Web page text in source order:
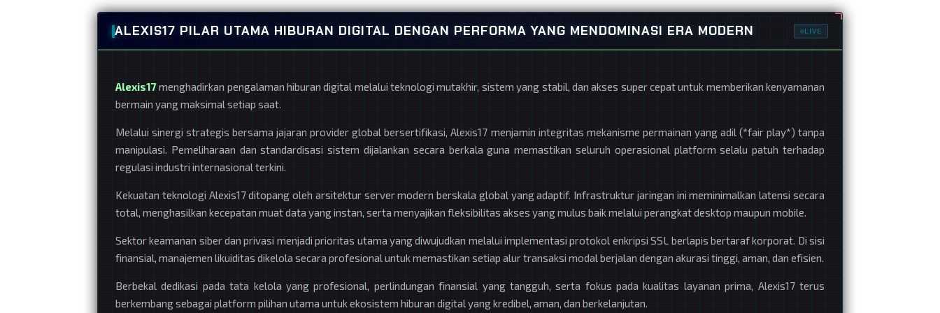
ALEXIS17 PILAR UTAMA HIBURAN DIGITAL DENGAN PERFORMA YANG MENDOMINASI ERA MODERN LIVE
Alexis17 menghadirkan pengalaman hiburan digital melalui teknologi mutakhir, sistem yang stabil, dan akses super cepat untuk memberikan kenyamanan
bermain yang maksimal setiap saat.
Melalui sinergi strategis bersama jajaran provider global bersertifikasi, Alexis17 menjamin integritas mekanisme permainan yang adil (*fair play*) tanpa
manipulasi. Pemeliharaan dan standardisasi sistem dijalankan secara berkala guna memastikan seluruh operasional platform selalu patuh terhadap
regulasi industri internasional terkini.
Kekuatan teknologi Alexis17 ditopang oleh arsitektur server modern berskala global yang adaptif. Infrastruktur jaringan ini meminimalkan latensi secara
total, menghasilkan kecepatan muat data yang instan, serta menyajikan fleksibilitas akses yang mulus baik melalui perangkat desktop maupun mobile.
Sektor keamanan siber dan privasi menjadi prioritas utama yang diwujudkan melalui implementasi protokol enkripsi SSL berlapis bertaraf korporat. Di sisi
finansial, manajemen likuiditas dikelola secara profesional untuk memastikan setiap alur transaksi modal berjalan dengan akurasi tinggi, aman, dan efisien.
Berbekal dedikasi pada tata kelola yang profesional, perlindungan finansial yang tangguh, serta fokus pada kualitas layanan prima, Alexis17 terus
berkembang sebagai platform pilihan utama untuk ekosistem hiburan digital yang kredibel, aman, dan berkelanjutan.